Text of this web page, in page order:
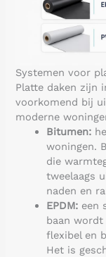
Systemen voor
Platte daken zijn
voorkomend bij
moderne
Bitumen:
woningen.
die
tweelaags
naden en
EPDM: een
baan wordt
flexibel en
Het is